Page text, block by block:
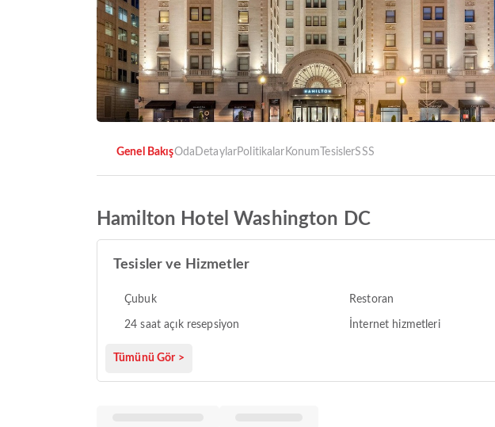
Genel BakışOda DetaylarPolitikalar Konum TesislerSSS
Hamilton Hotel Washington DC
Tesisler ve Hizmetler
Çubuk Restoran
24 saat açık resepsiyon İnternet hizmetleri
Tümünü Gör >